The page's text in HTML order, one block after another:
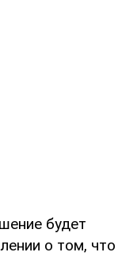
будет
о том, что